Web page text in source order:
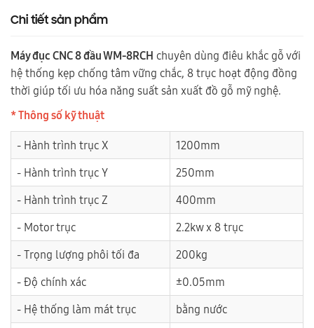
Chi tiết sản phẩm
Máy đục CNC 8 đầu WM-8RCH chuyên dùng điêu khắc gỗ với
hệ thống kẹp chống tâm vững chắc, 8 trục hoạt động đồng
thời giúp tối ưu hóa năng suất sản xuất đồ gỗ mỹ nghệ.
* Thông số kỹ thuật
- Hành trình trục X
1200mm
- Hành trình trục Y
250mm
- Hành trình trục Z
400mm
- Motor trục
2.2kw x 8 trục
- Trọng lượng phôi tối đa
200kg
- Độ chính xác
±0.05mm
- Hệ thống làm mát trục
bằng nước